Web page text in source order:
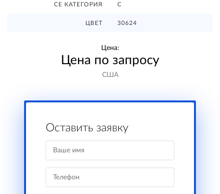
CE КАТЕГОРИЯ С
ЦВЕТ 30624
Цена:
Цена по запросу
США
Оставить заявку